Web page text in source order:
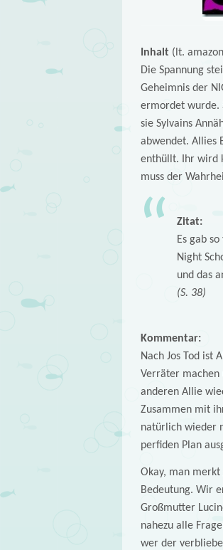
Inhalt (lt.
Die Spannung
Geheimnis der
ermordet wurde.
sie Sylvains
abwendet. Allies
enthüllt. Ihr wird
muss der
Zitat:
Es gab
Night
und das
(S. 38)
Kommentar:
Nach Jos Tod ist
Verräter machen
anderen Allie
Zusammen mit
natürlich wieder
perfiden Plan
Okay, man merkt
Bedeutung. Wir
Großmutter
nahezu alle
wer der